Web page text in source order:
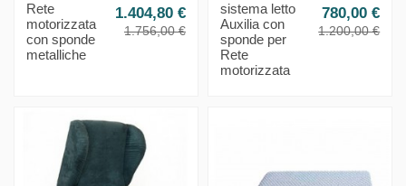
Rete
motorizzata
con sponde
metalliche
1.404,80 €
1.756,00 €
sistema letto
Auxilia con
sponde per
Rete
motorizzata
780,00 €
1.200,00 €